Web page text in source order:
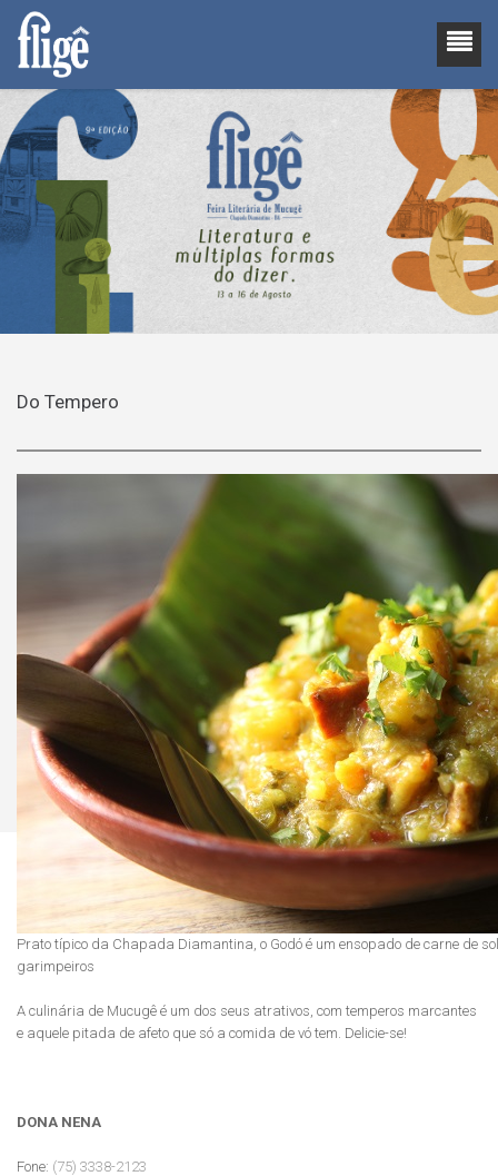
Do Tempero
Prato típico da Chapada Diamantina, o Godó é um ensopado de carne de
garimpeiros
A culinária de Mucugê é um dos seus atrativos, com temperos marcantes
e aquele pitada de afeto que só a comida de vó tem. Delicie-se!
DONA NENA
Fone: (75) 3338-2123